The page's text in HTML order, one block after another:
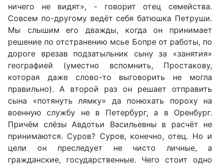
ничего не видят», - говорит отец семейства.
Совсем по-другому ведёт себя батюшка Петруши.
Мы слышим его дважды, когда он принимает
решение по отстранению мсье Бопре от работы, по
дороге врезав подзатыльник сыну за «занятия»
географией (уместно вспомнить, Простакову,
которая даже слово-то выговорить не могла
правильно). А второй раз он решает отправить
сына «потянуть лямку» да понюхать пороху на
военную службу не в Петербург, а в Оренбург.
Причём слёзы Авдотьи Васильевны в расчёт не
принимаются. Суров? Суров, конечно, отец. Но и
цели он преследует не чисто личные, а
гражданские, государственные. Чего стоит одно